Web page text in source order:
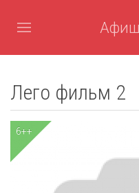
Лего фильм 2
6++